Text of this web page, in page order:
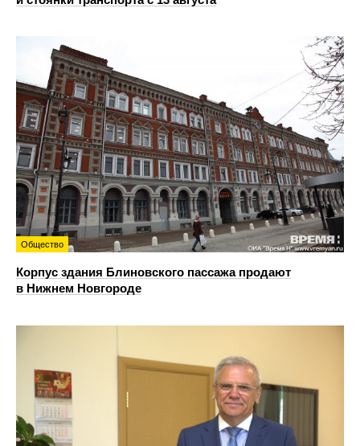
Общество
Корпус здания Блиновского пассажа продают
в Нижнем Новгороде